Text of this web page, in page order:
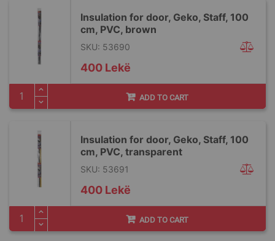
Insulation for door, Geko, Staff, 100
cm, PVC, brown
SKU: 53690
400 Lekë
ADD TO CART
Insulation for door, Geko, Staff, 100
cm, PVC, transparent
SKU: 53691
400 Lekë
ADD TO CART